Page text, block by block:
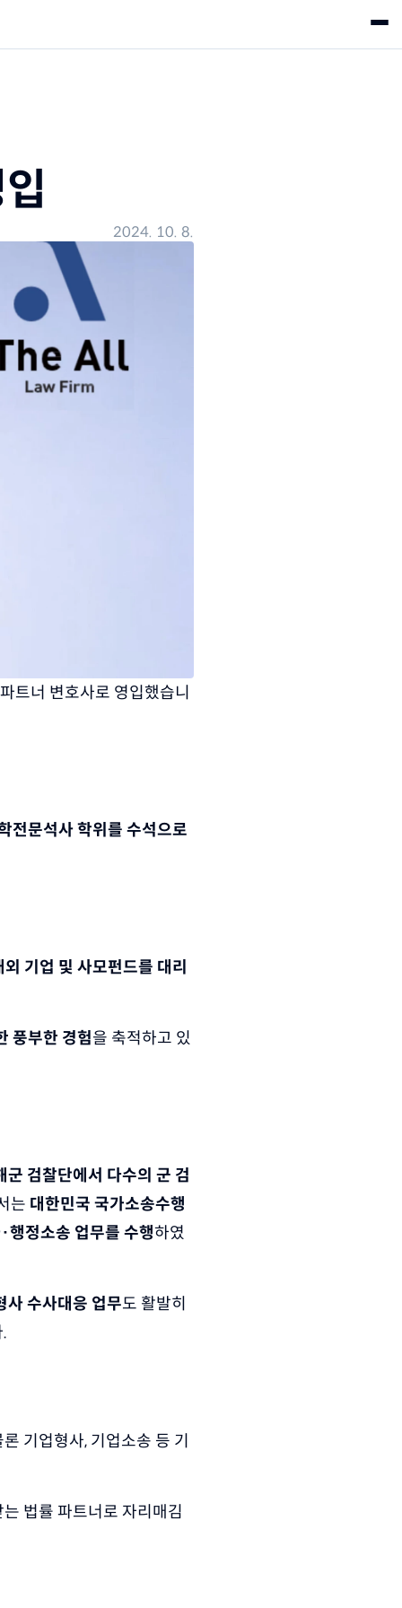
2024. 10. 8.
트너 변호사로 영입했습니
전문석사 학위를 수석으로
외 기업 및 사모펀드를 대리
풍부한 경험을 축적하고 있
검찰단에서 다수의 군 검
는 대한민국 국가소송수행
행정소송 업무를 수행하였
사 수사대응 업무도 활발히
기업형사, 기업소송 등 기
법률 파트너로 자리매김